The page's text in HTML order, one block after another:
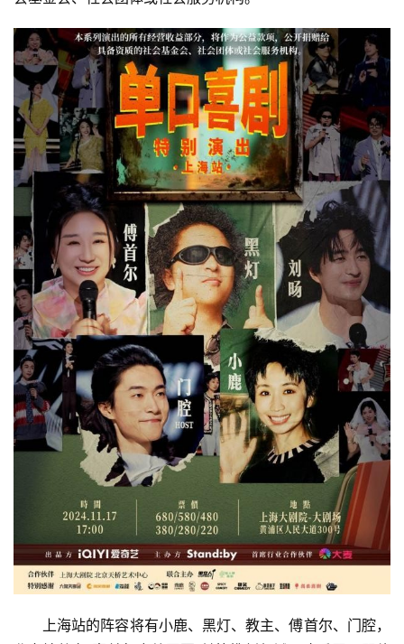
首
页
资
上海站的阵容将有小鹿、黑灯、教主、傅首尔、门腔，